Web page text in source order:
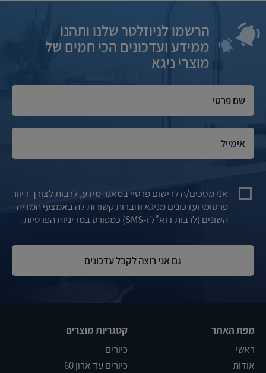
הרשמו לניוזלטר שלנו ותהנו
ממידע ועדכונים הכי חמים של
מוצרי ניגא
אני מסכים/ה לרישום פרטיי במאגר מידע, לרבות לצורך דיוור
פרסומי ועדכונים מניגא וחברות קשורות לה באמצעי המדיה
השונים (לרבות דוא"ל ו-SMS) כמפורט במדיניות הפרטיות.
מפת האתר
ראשי
אודות
קטגריות מוצרים
כיורים
כיורים עד ארון 60